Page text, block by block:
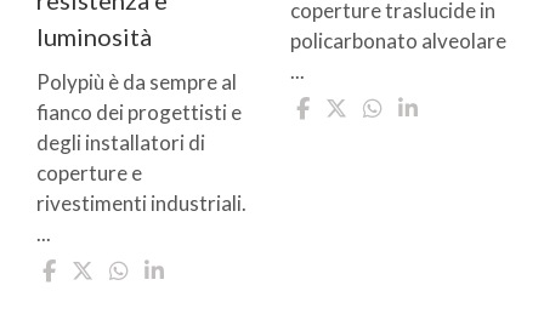
luminosità
Polypiù è da sempre al
fianco dei progettisti e
degli installatori di
coperture e
rivestimenti industriali.
...
coperture traslucide in
policarbonato alveolare
...